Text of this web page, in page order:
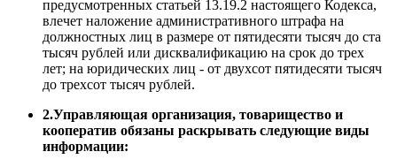
предусмотренных статьей 13.19.2 настоящего Кодекса,
влечет наложение административного штрафа на
должностных лиц в размере от пятидесяти тысяч до ста
тысяч рублей или дисквалификацию на срок до трех
лет; на юридических лиц - от двухсот пятидесяти тысяч
до трехсот тысяч рублей.
2.Управляющая организация, товарищество и
кооператив обязаны раскрывать следующие виды
информации: